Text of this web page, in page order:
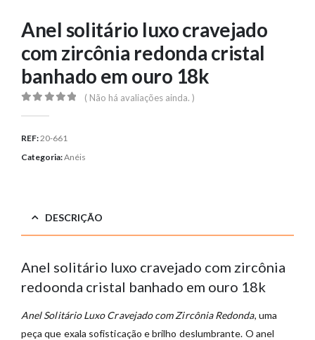
Anel solitário luxo cravejado
com zircônia redonda cristal
banhado em ouro 18k
( Não há avaliações ainda. )
REF:20-661
Categoria:Anéis
DESCRIÇÃO
Anel solitário luxo cravejado com zircônia
redoonda cristal banhado em ouro 18k
Anel Solitário Luxo Cravejado com Zircônia Redonda, uma
peça que exala sofisticação e brilho deslumbrante. O anel